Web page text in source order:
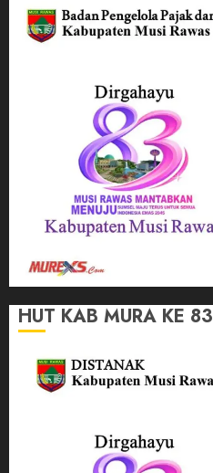
HUT KAB MURA KE 83